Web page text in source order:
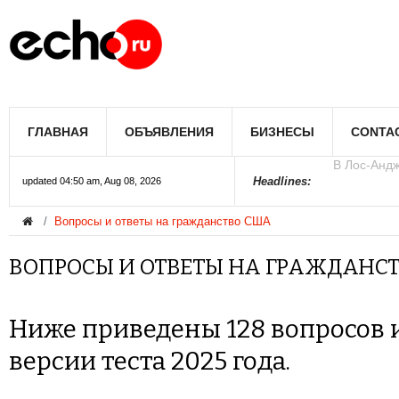
ГЛАВНАЯ ОБЪЯВЛЕНИЯ БИЗНЕСЫ
updated 04:50 am, Aug 08, 2026 Headlines:
В Лос-
Вопросы и ответы на гражданство США
ВОПРОСЫ И ОТВЕТЫ НА
Ниже приведены 128 вопросов
версии теста 2025 года.